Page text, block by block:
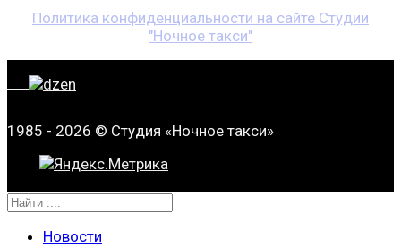
Политика конфиденциальности на сайте Студии
"Ночное такси"
1985 - 2026 © Студия «Ночное такси»
Новости